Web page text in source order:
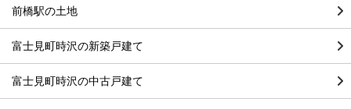
前橋駅の土地
富士見町時沢の新築戸建て
富士見町時沢の中古戸建て